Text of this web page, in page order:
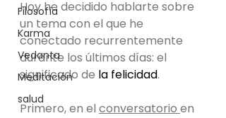
Filosofía
Karma
Vedanta
Meditación
salud
Hoy he decidido hablarte sobre
un tema con el que he
conectado recurrentemente
durante los últimos días: el
significado de la felicidad.
Primero, en el conversatorio en